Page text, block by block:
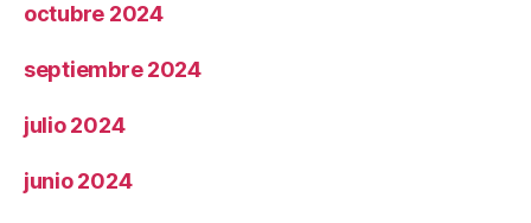
octubre 2024
septiembre 2024
julio 2024
junio 2024